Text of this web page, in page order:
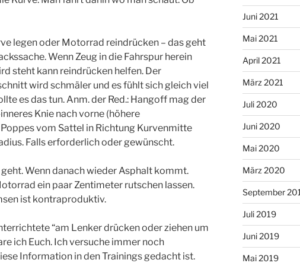
legen oder Motorrad reindrücken – das geht
Wenn Zeug in die Fahrspur herein
steht kann reindrücken helfen. Der
wird schmäler und es fühlt sich gleich viel
es das tun. Anm. der Red.: Hangoff mag der
Knie nach vorne (höhere
vom Sattel in Richtung Kurvenmitte
Falls erforderlich oder gewünscht.
geht. Wenn danach wieder Asphalt kommt.
ein paar Zentimeter rutschen lassen.
ist kontraproduktiv.
“am Lenker drücken oder ziehen um
ich Euch. Ich versuche immer noch
Information in den Trainings gedacht ist.
Juni 2021
Mai 2021
April 2021
März 2021
Juli 2020
Juni 2020
Mai 2020
März 2020
September
Juli 2019
Juni 2019
Mai 2019